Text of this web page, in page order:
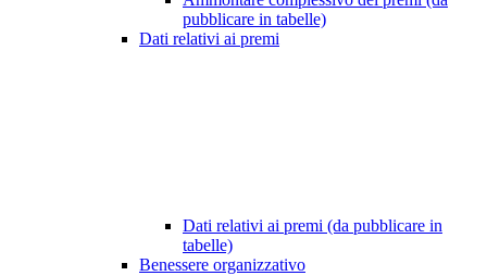
pubblicare in tabelle)
Dati relativi ai premi
Dati relativi ai premi (da pubblicare in
tabelle)
Benessere organizzativo